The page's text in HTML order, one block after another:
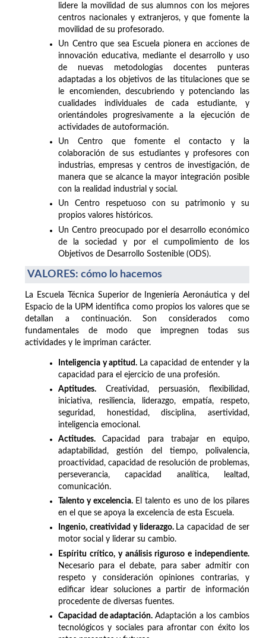
lidere la movilidad de sus alumnos con los mejores
centros nacionales y extranjeros, y que fomente la
movilidad de su profesorado.
Un Centro que sea Escuela pionera en acciones de
innovación educativa, mediante el desarrollo y uso
de nuevas metodologías docentes punteras
adaptadas a los objetivos de las titulaciones que se
le encomienden, descubriendo y potenciando las
cualidades individuales de cada estudiante, y
orientándoles progresivamente a la ejecución de
actividades de autoformación.
Un Centro que fomente el contacto y la
colaboración de sus estudiantes y profesores con
industrias, empresas y centros de investigación, de
manera que se alcance la mayor integración posible
con la realidad industrial y social.
Un Centro respetuoso con su patrimonio y su
propios valores históricos.
Un Centro preocupado por el desarrollo económico
de la sociedad y por el cumpolimiento de los
Objetivos de Desarrollo Sostenible (ODS).
VALORES: cómo lo hacemos
La Escuela Técnica Superior de Ingeniería Aeronáutica y del
Espacio de la UPM identifica como propios los valores que se
detallan a continuación. Son considerados como
fundamentales de modo que impregnen todas sus
actividades y le impriman carácter.
Inteligencia y aptitud. La capacidad de entender y la
capacidad para el ejercicio de una profesión.
Aptitudes. Creatividad, persuasión, flexibilidad,
iniciativa, resiliencia, liderazgo, empatía, respeto,
seguridad, honestidad, disciplina, asertividad,
inteligencia emocional.
Actitudes.Capacidad para trabajar en equipo,
adaptabilidad, gestión del tiempo, polivalencia,
proactividad, capacidad de resolución de problemas,
perseverancia, capacidad analítica, lealtad,
comunicación.
Talento y excelencia. El talento es uno de los pilares
en el que se apoya la excelencia de esta Escuela.
Ingenio, creatividad y liderazgo. La capacidad de ser
motor social y liderar su cambio.
Espíritu crítico, y análisis riguroso e independiente.
Necesario para el debate, para saber admitir con
respeto y consideración opiniones contrarias, y
edificar idear soluciones a partir de información
procedente de diversas fuentes.
Capacidad de adaptación. Adaptación a los cambios
tecnológicos y sociales para afrontar con éxito los